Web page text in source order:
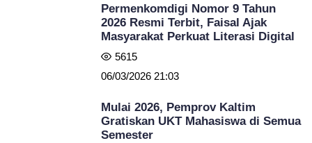
Permenkomdigi Nomor 9 Tahun
2026 Resmi Terbit, Faisal Ajak
Masyarakat Perkuat Literasi Digital
5615
06/03/2026 21:03
Mulai 2026, Pemprov Kaltim
Gratiskan UKT Mahasiswa di Semua
Semester